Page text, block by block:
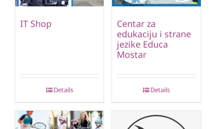
IT Shop
Details
Centar za
edukaciju i strane
jezike Educa
Mostar
Details